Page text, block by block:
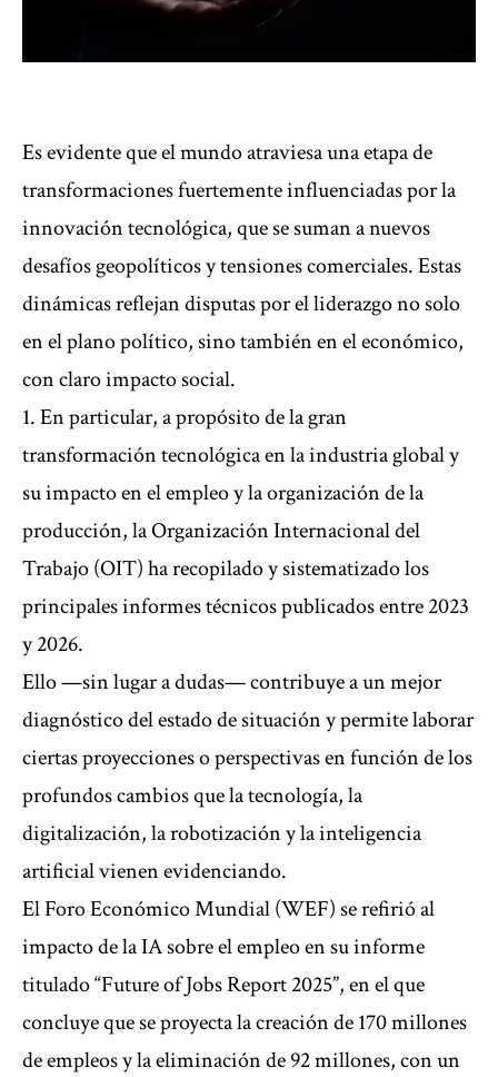
Es evidente que el mundo atraviesa una etapa de
transformaciones fuertemente influenciadas por la
innovación tecnológica, que se suman a nuevos
desafíos geopolíticos y tensiones comerciales. Estas
dinámicas reflejan disputas por el liderazgo no solo
en el plano político, sino también en el económico,
con claro impacto social.
1. En particular, a propósito de la gran
transformación tecnológica en la industria global y
su impacto en el empleo y la organización de la
producción, la Organización Internacional del
Trabajo (OIT) ha recopilado y sistematizado los
principales informes técnicos publicados entre 2023
y 2026.
Ello —sin lugar a dudas— contribuye a un mejor
diagnóstico del estado de situación y permite laborar
ciertas proyecciones o perspectivas en función de los
profundos cambios que la tecnología, la
digitalización, la robotización y la inteligencia
artificial vienen evidenciando.
El Foro Económico Mundial (WEF) se refirió al
impacto de la IA sobre el empleo en su informe
titulado “Future of Jobs Report 2025”, en el que
concluye que se proyecta la creación de 170 millones
de empleos y la eliminación de 92 millones, con un